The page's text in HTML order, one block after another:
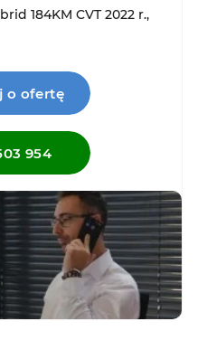
184KM CVT 2022 r.,
o ofertę
954